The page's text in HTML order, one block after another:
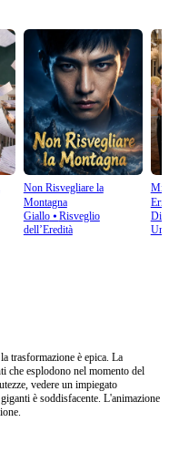
Non Risvegliare la
Montagna
Giallo⦁ Risveglio
dell’Eredità
Mi
trasformazione è epica. La
che esplodono nel momento del
vedere un impiegato
è soddisfacente. L'animazione